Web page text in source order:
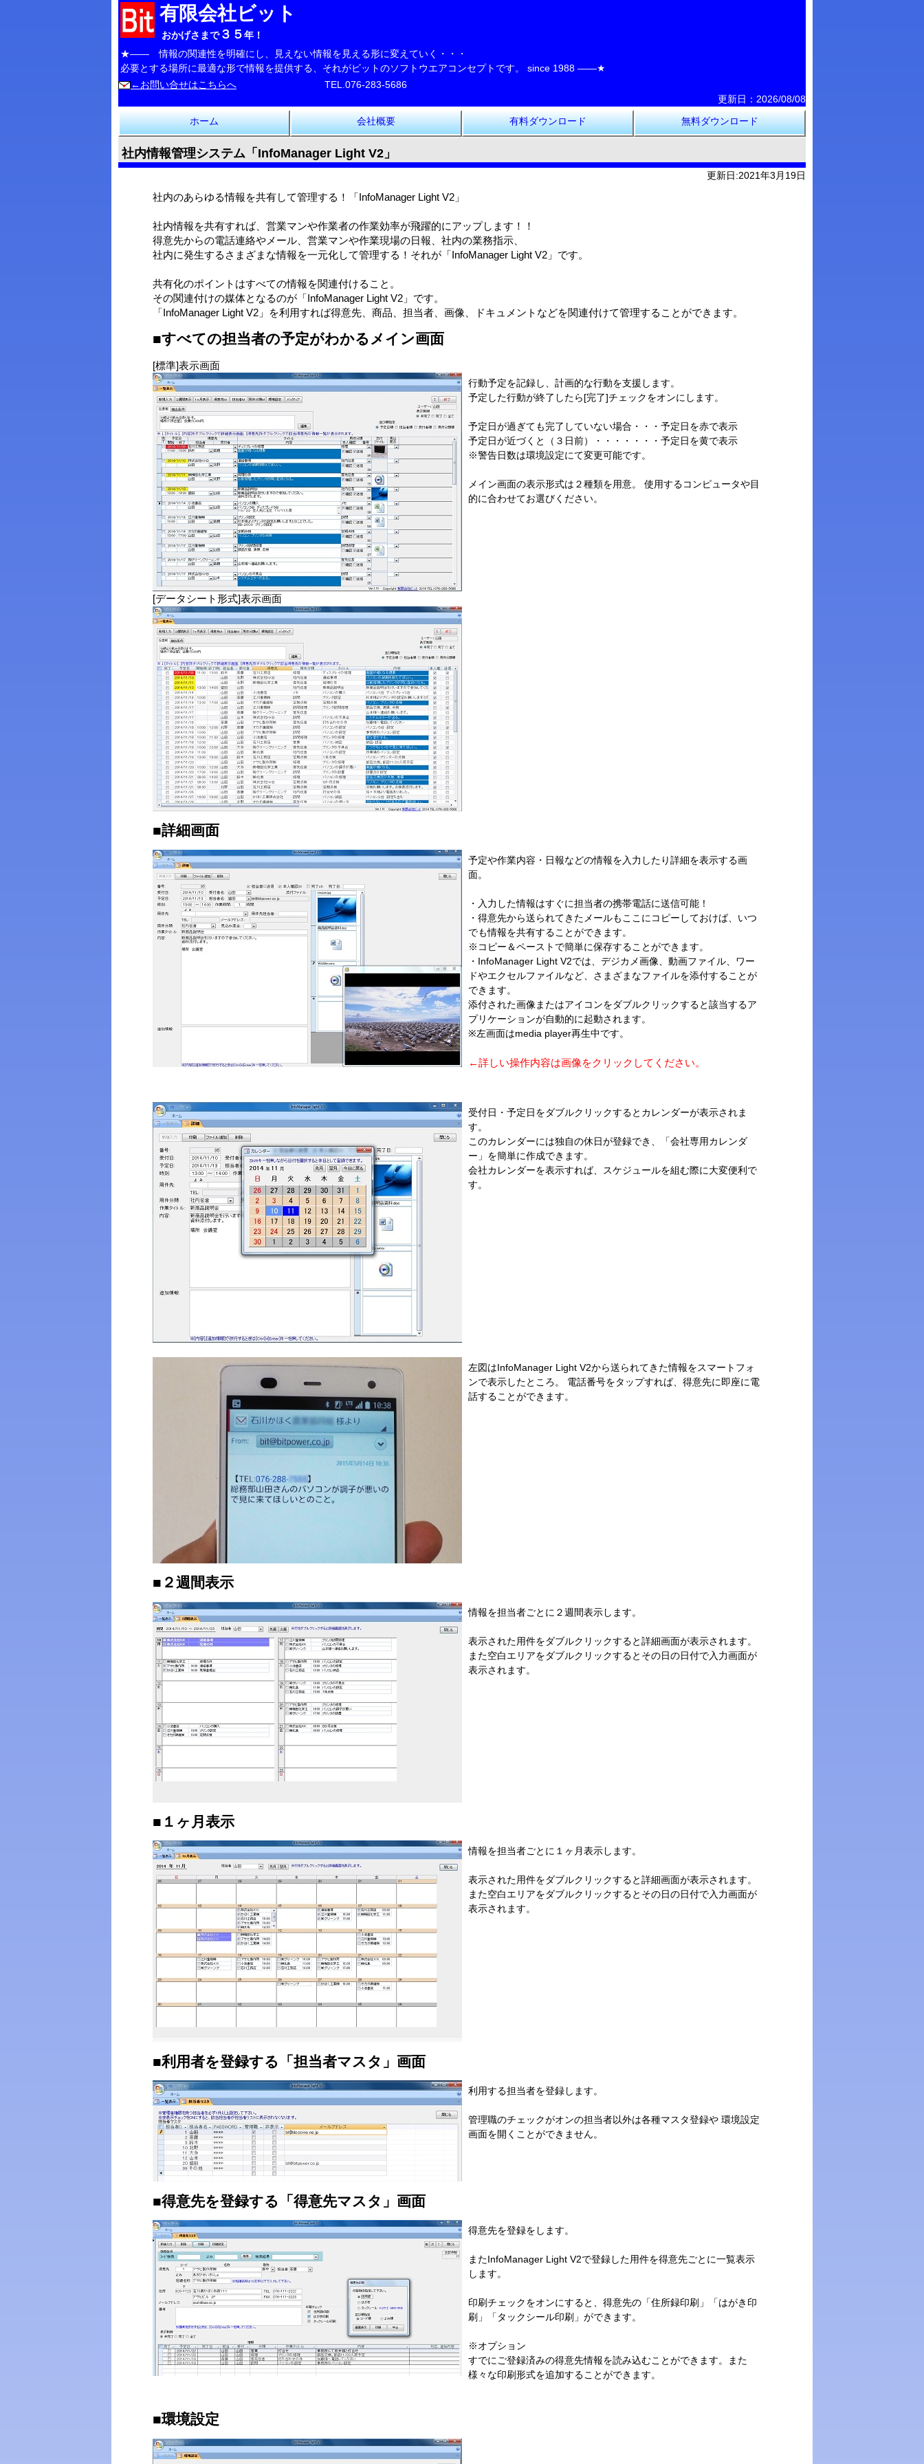
有限会社ビット
おかげさまで３５年！
★―― 情報の関連性を明確にし、見えない情報を見える形に変えていく・・・
必要とする場所に最適な形で情報を提供する、それがビットのソフトウエアコンセプトです。 since 1988 ――★
←お問い合せはこちらへ
TEL.076-283-5686
更新日：2026/08/08
ホーム
会社概要 有料ダウンロード 無料ダウンロード
社内情報管理システム「InfoManager Light V2」
更新日:2021年3月19日
社内のあらゆる情報を共有して管理する！「InfoManager Light V2」
社内情報を共有すれば、営業マンや作業者の作業効率が飛躍的にアップします！！
得意先からの電話連絡やメール、営業マンや作業現場の日報、社内の業務指示、
社内に発生するさまざまな情報を一元化して管理する！それが「InfoManager Light V2」です。
共有化のポイントはすべての情報を関連付けること。
その関連付けの媒体となるのが「InfoManager Light V2」です。
「InfoManager Light V2」を利用すれば得意先、商品、担当者、画像、ドキュメントなどを関連付けて管理することができます。
■すべての担当者の予定がわかるメイン画面
[標準]表示画面
行動予定を記録し、計画的な行動を支援します。
予定した行動が終了したら[完了]チェックをオンにします。
予定日が過ぎても完了していない場合・・・予定日を赤で表示
予定日が近づくと（３日前）・・・・・・・予定日を黄で表示
※警告日数は環境設定にて変更可能です。
メイン画面の表示形式は２種類を用意。 使用するコンピュータや目
的に合わせてお選びください。
[データシート形式]表示画面
■詳細画面
予定や作業内容・日報などの情報を入力したり詳細を表示する画
面。
・入力した情報はすぐに担当者の携帯電話に送信可能！
・得意先から送られてきたメールもここにコピーしておけば、いつ
でも情報を共有することができます。
※コピー＆ペーストで簡単に保存することができます。
・InfoManager Light V2では、デジカメ画像、動画ファイル、ワー
ドやエクセルファイルなど、さまざまなファイルを添付することが
できます。
添付された画像またはアイコンをダブルクリックすると該当するア
プリケーションが自動的に起動されます。
※左画面はmedia player再生中です。
←詳しい操作内容は画像をクリックしてください。
受付日・予定日をダブルクリックするとカレンダーが表示されま
す。
このカレンダーには独自の休日が登録でき、「会社専用カレンダ
ー」を簡単に作成できます。
会社カレンダーを表示すれば、スケジュールを組む際に大変便利で
す。
左図はInfoManager Light V2から送られてきた情報をスマートフォ
ンで表示したところ。 電話番号をタップすれば、得意先に即座に電
話することができます。
■２週間表示
情報を担当者ごとに２週間表示します。
表示された用件をダブルクリックすると詳細画面が表示されます。
また空白エリアをダブルクリックするとその日の日付で入力画面が
表示されます。
■１ヶ月表示
情報を担当者ごとに１ヶ月表示します。
表示された用件をダブルクリックすると詳細画面が表示されます。
また空白エリアをダブルクリックするとその日の日付で入力画面が
表示されます。
■利用者を登録する「担当者マスタ」画面
利用する担当者を登録します。
管理職のチェックがオンの担当者以外は各種マスタ登録や 環境設定
画面を開くことができません。
■得意先を登録する「得意先マスタ」画面
得意先を登録をします。
またInfoManager Light V2で登録した用件を得意先ごとに一覧表示
します。
印刷チェックをオンにすると、得意先の「住所録印刷」「はがき印
刷」「タックシール印刷」ができます。
※オプション
すでにご登録済みの得意先情報を読み込むことができます。また
様々な印刷形式を追加することができます。
■環境設定